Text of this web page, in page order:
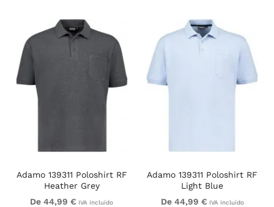
Adamo 139311 Poloshirt RF
Heather Grey
De 44,99 € IVA incluído
Adamo 139311 Poloshirt RF
Light Blue
De 44,99 € IVA incluído